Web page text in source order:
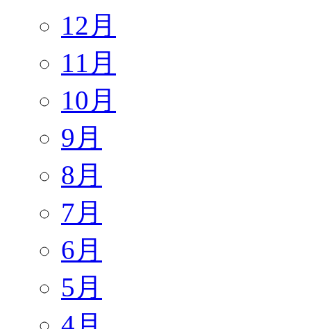
12月
11月
10月
9月
8月
7月
6月
5月